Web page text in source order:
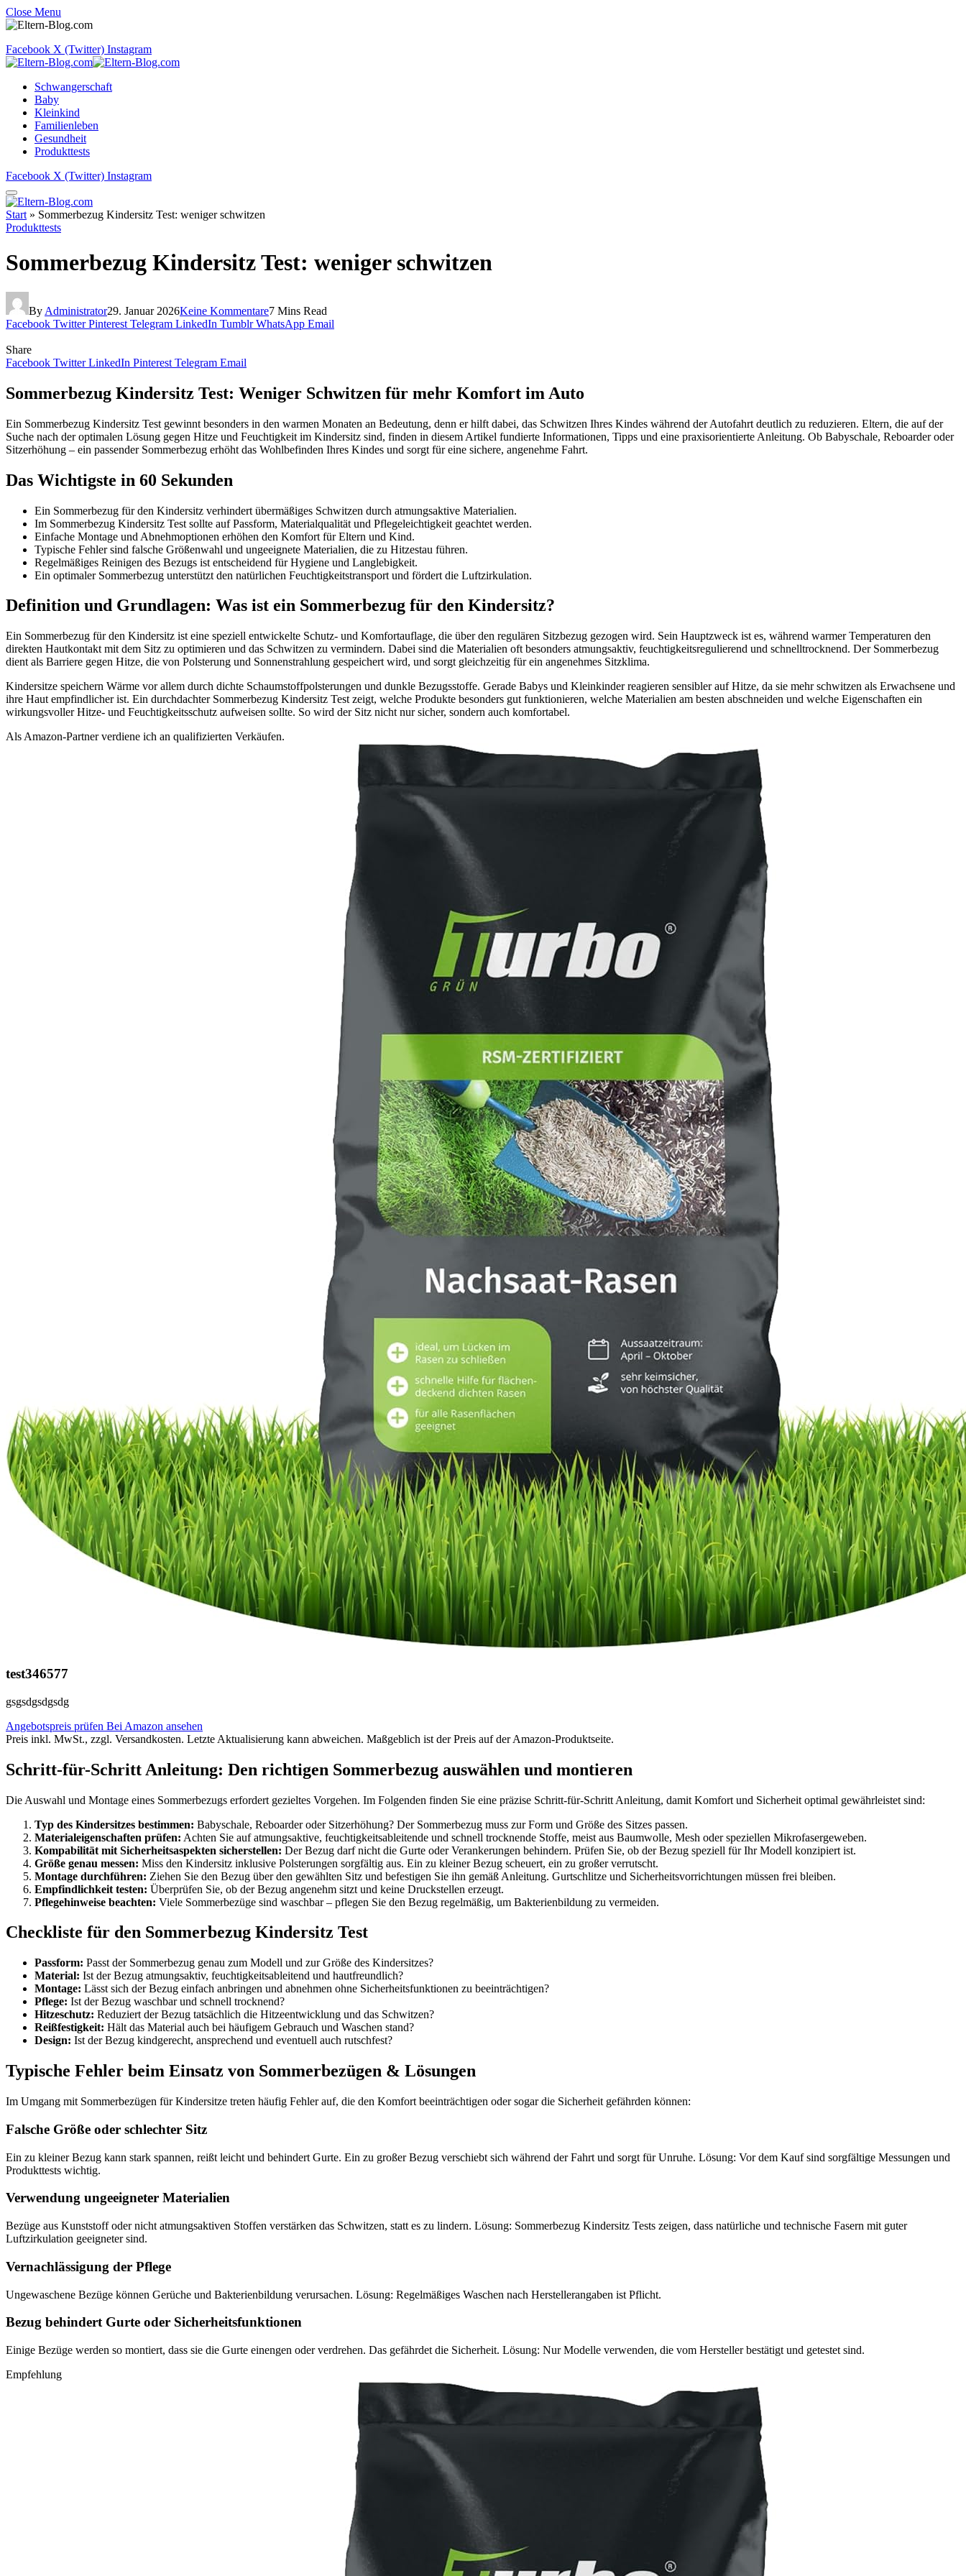
Close Menu
Facebook X (Twitter) Instagram
Schwangerschaft
Baby
Kleinkind
Familienleben
Gesundheit
Produkttests
Facebook X (Twitter) Instagram
Start » Sommerbezug Kindersitz Test: weniger schwitzen
Produkttests
Sommerbezug Kindersitz Test: weniger schwitzen
By Administrator29. Januar 2026Keine Kommentare7 Mins Read
Facebook Twitter Pinterest Telegram LinkedIn Tumblr WhatsApp Email
Share
Facebook Twitter LinkedIn Pinterest Telegram Email
Sommerbezug Kindersitz Test: Weniger Schwitzen für mehr Komfort im Auto
Ein Sommerbezug Kindersitz Test gewinnt besonders in den warmen Monaten an Bedeutung, denn er hilft dabei, das Schwitzen Ihres Kindes während der Autofahrt deutlich zu reduzieren. Eltern, die auf der
Suche nach der optimalen Lösung gegen Hitze und Feuchtigkeit im Kindersitz sind, finden in diesem Artikel fundierte Informationen, Tipps und eine praxisorientierte Anleitung. Ob Babyschale, Reboarder oder
Sitzerhöhung – ein passender Sommerbezug erhöht das Wohlbefinden Ihres Kindes und sorgt für eine sichere, angenehme Fahrt.
Das Wichtigste in 60 Sekunden
Ein Sommerbezug für den Kindersitz verhindert übermäßiges Schwitzen durch atmungsaktive Materialien.
Im Sommerbezug Kindersitz Test sollte auf Passform, Materialqualität und Pflegeleichtigkeit geachtet werden.
Einfache Montage und Abnehmoptionen erhöhen den Komfort für Eltern und Kind.
Typische Fehler sind falsche Größenwahl und ungeeignete Materialien, die zu Hitzestau führen.
Regelmäßiges Reinigen des Bezugs ist entscheidend für Hygiene und Langlebigkeit.
Ein optimaler Sommerbezug unterstützt den natürlichen Feuchtigkeitstransport und fördert die Luftzirkulation.
Definition und Grundlagen: Was ist ein Sommerbezug für den Kindersitz?
Ein Sommerbezug für den Kindersitz ist eine speziell entwickelte Schutz- und Komfortauflage, die über den regulären Sitzbezug gezogen wird. Sein Hauptzweck ist es, während warmer Temperaturen den
direkten Hautkontakt mit dem Sitz zu optimieren und das Schwitzen zu vermindern. Dabei sind die Materialien oft besonders atmungsaktiv, feuchtigkeitsregulierend und schnelltrocknend. Der Sommerbezug
dient als Barriere gegen Hitze, die von Polsterung und Sonnenstrahlung gespeichert wird, und sorgt gleichzeitig für ein angenehmes Sitzklima.
Kindersitze speichern Wärme vor allem durch dichte Schaumstoffpolsterungen und dunkle Bezugsstoffe. Gerade Babys und Kleinkinder reagieren sensibler auf Hitze, da sie mehr schwitzen als Erwachsene und
ihre Haut empfindlicher ist. Ein durchdachter Sommerbezug Kindersitz Test zeigt, welche Produkte besonders gut funktionieren, welche Materialien am besten abschneiden und welche Eigenschaften ein
wirkungsvoller Hitze- und Feuchtigkeitsschutz aufweisen sollte. So wird der Sitz nicht nur sicher, sondern auch komfortabel.
Als Amazon-Partner verdiene ich an qualifizierten Verkäufen.
test346577
gsgsdgsdgsdg
Angebotspreis prüfen Bei Amazon ansehen
Preis inkl. MwSt., zzgl. Versandkosten. Letzte Aktualisierung kann abweichen. Maßgeblich ist der Preis auf der Amazon-Produktseite.
Schritt-für-Schritt Anleitung: Den richtigen Sommerbezug auswählen und montieren
Die Auswahl und Montage eines Sommerbezugs erfordert gezieltes Vorgehen. Im Folgenden finden Sie eine präzise Schritt-für-Schritt Anleitung, damit Komfort und Sicherheit optimal gewährleistet sind:
Typ des Kindersitzes bestimmen: Babyschale, Reboarder oder Sitzerhöhung? Der Sommerbezug muss zur Form und Größe des Sitzes passen.
Materialeigenschaften prüfen: Achten Sie auf atmungsaktive, feuchtigkeitsableitende und schnell trocknende Stoffe, meist aus Baumwolle, Mesh oder speziellen Mikrofasergeweben.
Kompabilität mit Sicherheitsaspekten sicherstellen: Der Bezug darf nicht die Gurte oder Verankerungen behindern. Prüfen Sie, ob der Bezug speziell für Ihr Modell konzipiert ist.
Größe genau messen: Miss den Kindersitz inklusive Polsterungen sorgfältig aus. Ein zu kleiner Bezug scheuert, ein zu großer verrutscht.
Montage durchführen: Ziehen Sie den Bezug über den gewählten Sitz und befestigen Sie ihn gemäß Anleitung. Gurtschlitze und Sicherheitsvorrichtungen müssen frei bleiben.
Empfindlichkeit testen: Überprüfen Sie, ob der Bezug angenehm sitzt und keine Druckstellen erzeugt.
Pflegehinweise beachten: Viele Sommerbezüge sind waschbar – pflegen Sie den Bezug regelmäßig, um Bakterienbildung zu vermeiden.
Checkliste für den Sommerbezug Kindersitz Test
Passform: Passt der Sommerbezug genau zum Modell und zur Größe des Kindersitzes?
Material: Ist der Bezug atmungsaktiv, feuchtigkeitsableitend und hautfreundlich?
Montage: Lässt sich der Bezug einfach anbringen und abnehmen ohne Sicherheitsfunktionen zu beeinträchtigen?
Pflege: Ist der Bezug waschbar und schnell trocknend?
Hitzeschutz: Reduziert der Bezug tatsächlich die Hitzeentwicklung und das Schwitzen?
Reißfestigkeit: Hält das Material auch bei häufigem Gebrauch und Waschen stand?
Design: Ist der Bezug kindgerecht, ansprechend und eventuell auch rutschfest?
Typische Fehler beim Einsatz von Sommerbezügen & Lösungen
Im Umgang mit Sommerbezügen für Kindersitze treten häufig Fehler auf, die den Komfort beeinträchtigen oder sogar die Sicherheit gefährden können:
Falsche Größe oder schlechter Sitz
Ein zu kleiner Bezug kann stark spannen, reißt leicht und behindert Gurte. Ein zu großer Bezug verschiebt sich während der Fahrt und sorgt für Unruhe. Lösung: Vor dem Kauf sind sorgfältige Messungen und
Produkttests wichtig.
Verwendung ungeeigneter Materialien
Bezüge aus Kunststoff oder nicht atmungsaktiven Stoffen verstärken das Schwitzen, statt es zu lindern. Lösung: Sommerbezug Kindersitz Tests zeigen, dass natürliche und technische Fasern mit guter
Luftzirkulation geeigneter sind.
Vernachlässigung der Pflege
Ungewaschene Bezüge können Gerüche und Bakterienbildung verursachen. Lösung: Regelmäßiges Waschen nach Herstellerangaben ist Pflicht.
Bezug behindert Gurte oder Sicherheitsfunktionen
Einige Bezüge werden so montiert, dass sie die Gurte einengen oder verdrehen. Das gefährdet die Sicherheit. Lösung: Nur Modelle verwenden, die vom Hersteller bestätigt und getestet sind.
Empfehlung